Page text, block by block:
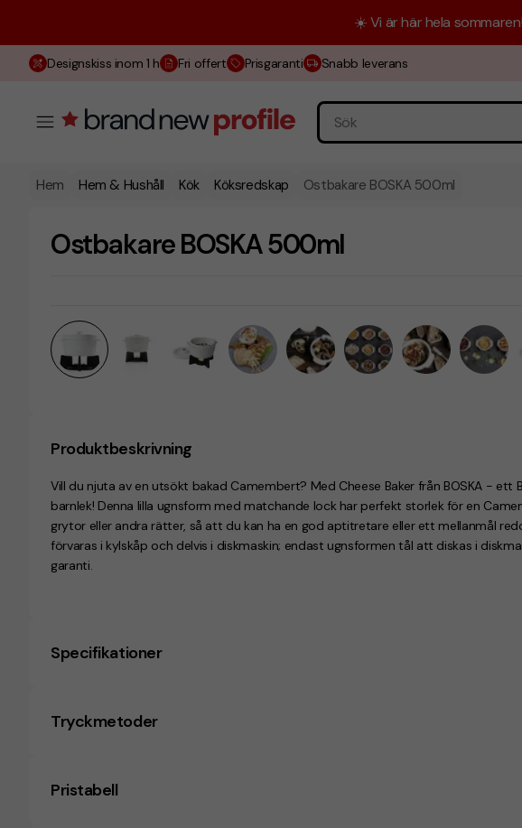
☀️ Vi är här hela
Designskiss inom 1 h Fri offert Prisgaranti Snabb leverans
Hem Hem & Hushåll Kök Köksredskap Ostbakare BOSKA 500ml
Ostbakare BOSKA 500ml
Produktbeskrivning
Vill du njuta av en utsökt bakad Camembert? Med Cheese Baker från BOSKA -
barnlek! Denna lilla ugnsform med matchande lock har perfekt storlek för en
grytor eller andra rätter, så att du kan ha en god aptitretare eller ett mellanmål
förvaras i kylskåp och delvis i diskmaskin; endast ugnsformen tål att diskas i
garanti.
Specifikationer
Tryckmetoder
Pristabell